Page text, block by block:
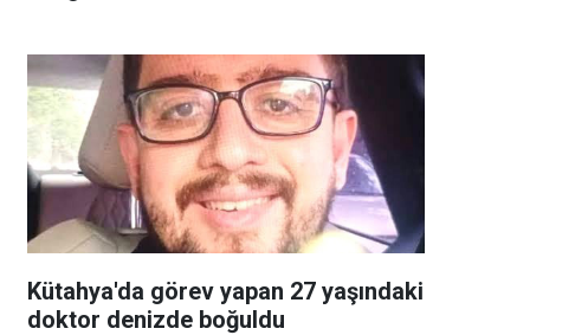
Kütahya'da görev yapan 27 yaşındaki
doktor denizde boğuldu